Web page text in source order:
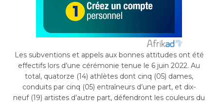
Les subventions et appels aux bonnes attitudes ont été
effectifs lors d’une cérémonie tenue le 6 juin 2022. Au
total, quatorze (14) athlètes dont cinq (05) dames,
conduits par cinq (05) entraîneurs d’une part, et dix-
neuf (19) artistes d’autre part, défendront les couleurs du